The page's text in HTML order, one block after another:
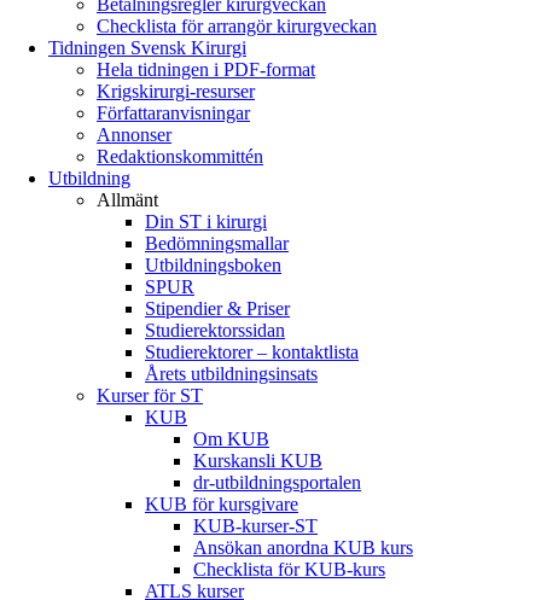
Betalningsregler kirurgveckan
Checklista för arrangör kirurgveckan
Tidningen Svensk Kirurgi
Hela tidningen i PDF-format
Krigskirurgi-resurser
Författaranvisningar
Annonser
Redaktionskommittén
Utbildning
Allmänt
Din ST i kirurgi
Bedömningsmallar
Utbildningsboken
SPUR
Stipendier & Priser
Studierektorssidan
Studierektorer – kontaktlista
Årets utbildningsinsats
Kurser för ST
KUB
Om KUB
Kurskansli KUB
dr-utbildningsportalen
KUB för kursgivare
KUB-kurser-ST
Ansökan anordna KUB kurs
Checklista för KUB-kurs
ATLS kurser